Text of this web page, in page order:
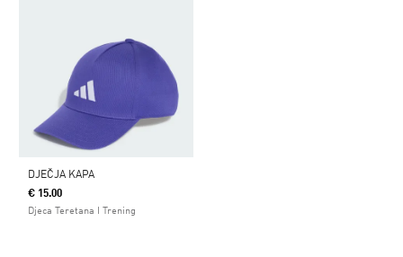
DJEČJA KAPA
€ 15.00
Djeca Teretana I Trening